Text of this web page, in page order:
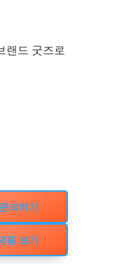
랜드 굿즈로
의하기
품 보기